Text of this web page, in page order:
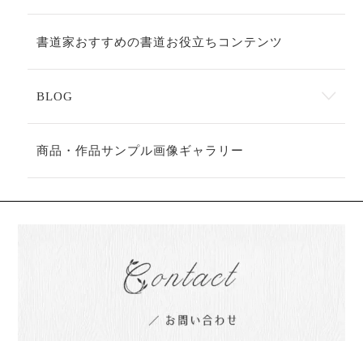
書道家おすすめの書道お役立ちコンテンツ
BLOG
商品・作品サンプル画像ギャラリー